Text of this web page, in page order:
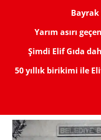
Yarım asırı
Şimdi Elif Gıda
50 yıllık birikimi ile